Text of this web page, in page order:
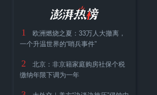
《顾视》城市人物专访第四期：
高校加持下大零号湾的协同发展
与城市展望
1
欧洲燃烧之夏：33万人大撤离，
一个升温世界的“哨兵事件”
2
北京：非京籍家庭购房社保个税
缴纳年限下调为一年